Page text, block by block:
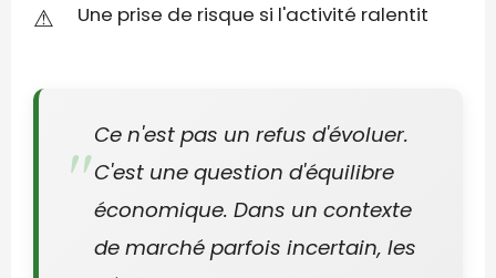
Une prise de risque si l'activité ralentit
Ce n'est pas un refus d'évoluer.
C'est une question d'équilibre
économique. Dans un contexte
de marché parfois incertain, les